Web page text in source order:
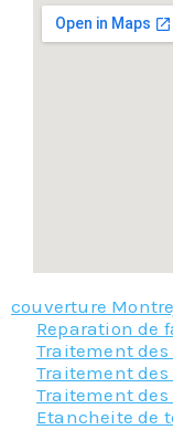
couverture
Reparation de
Traitement
Traitement des
Traitement
Etancheite de